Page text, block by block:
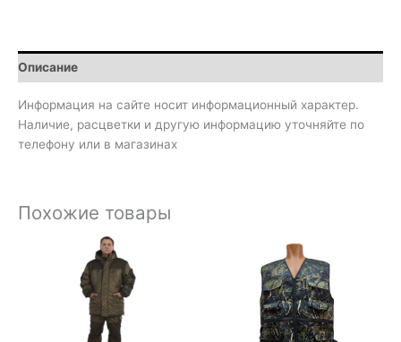
Описание
Информация на сайте носит информационный характер.
Наличие, расцветки и другую информацию уточняйте по
телефону или в магазинах
Похожие товары